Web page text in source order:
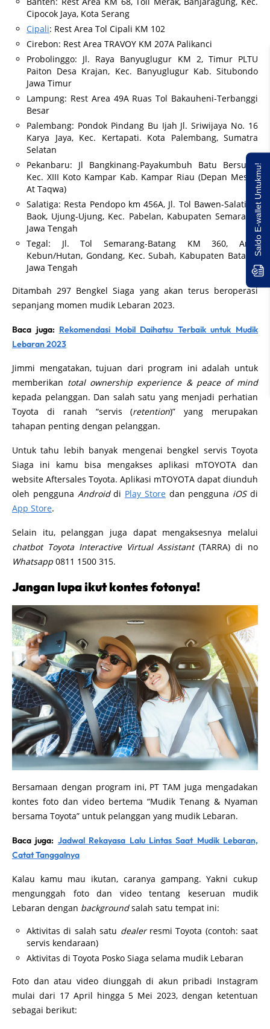
Cipocok Jaya, Kota Serang
Cipali: Rest Area Tol Cipali KM 102
Cirebon: Rest Area TRAVOY KM 207A Palikanci
Probolinggo: Jl. Raya Banyuglugur KM 2, Timur PLTU
Paiton Desa Krajan, Kec. Banyuglugur Kab. Situbondo
Jawa Timur
Lampung: Rest Area 49A Ruas Tol Bakauheni-Terbanggi
Besar
Palembang: Pondok Pindang Bu Ijah Jl. Sriwijaya No. 16
Karya Jaya, Kec. Kertapati. Kota Palembang, Sumatra
Selatan
Pekanbaru: Jl Bangkinang-Payakumbuh Batu Bersurat
Kec. XIII Koto Kampar Kab. Kampar Riau (Depan Mesjid
At Taqwa)
Salatiga: Resta Pendopo km 456A, Jl. Tol Bawen-Salatiga,
Baok, Ujung-Ujung, Kec. Pabelan, Kabupaten Semarang,
Jawa Tengah
Tegal: Jl. Tol Semarang-Batang KM 360, Area
Kebun/Hutan, Gondang, Kec. Subah, Kabupaten Batang,
Jawa Tengah
Ditambah 297 Bengkel Siaga yang akan terus beroperasi
sepanjang momen mudik Lebaran 2023.
Baca juga: Rekomendasi Mobil Daihatsu Terbaik untuk Mudik
Lebaran 2023
Jimmi mengatakan, tujuan dari program ini adalah untuk
memberikan total ownership experience & peace of mind
kepada pelanggan. Dan salah satu yang menjadi perhatian
Toyota di ranah “servis (retention)” yang merupakan
tahapan penting dengan pelanggan.
Untuk tahu lebih banyak mengenai bengkel servis Toyota
Siaga ini kamu bisa mengakses aplikasi mTOYOTA dan
website Aftersales Toyota. Aplikasi mTOYOTA dapat diunduh
oleh pengguna Androiddi Play Storedan pengguna iOSdi
App Store.
Selain itu, pelanggan juga dapat mengaksesnya melalui
chatbot Toyota Interactive Virtual Assistant(TARRA) di no
Whatsapp 0811 1500 315.
Jangan lupa ikut kontes fotonya!
Bersamaan dengan program ini, PT TAM juga mengadakan
kontes foto dan video bertema “Mudik Tenang & Nyaman
bersama Toyota” untuk pelanggan yang mudik Lebaran.
Baca juga: Jadwal Rekayasa Lalu Lintas Saat Mudik Lebaran,
Catat Tanggalnya
Kalau kamu mau ikutan, caranya gampang. Yakni cukup
mengunggah foto dan video tentang keseruan mudik
Lebaran dengan backgroundsalah satu tempat ini:
Aktivitas di salah satu dealerresmi Toyota (contoh: saat
servis kendaraan)
Aktivitas di Toyota Posko Siaga selama mudik Lebaran
Foto dan atau video diunggah di akun pribadi Instagram
mulai dari 17 April hingga 5 Mei 2023, dengan ketentuan
sebagai berikut:
Saldo E-wallet Untukmu!